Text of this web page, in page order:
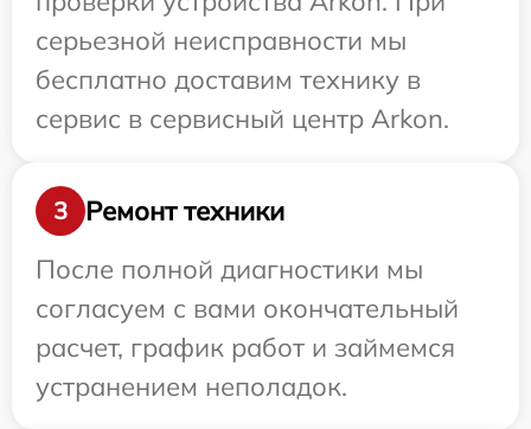
серьезной неисправности мы
бесплатно доставим технику в
сервис в сервисный центр Arkon.
3
Ремонт техники
После полной диагностики мы
согласуем с вами окончательный
расчет, график работ и займемся
устранением неполадок.